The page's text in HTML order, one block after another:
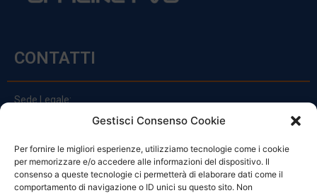
Gestisci Consenso Cookie
Per fornire le migliori esperienze, utilizziamo tecnologie come i cookie
per memorizzare e/o accedere alle informazioni del dispositivo. Il
consenso a queste tecnologie ci permetterà di elaborare dati come il
comportamento di navigazione o ID unici su questo sito. Non
CONTATTI
Sede Legale:
Via Principe Di Udine 144
clienti@officinefvg.it
info@officinefvg.it
posta@officinefvgpec.It